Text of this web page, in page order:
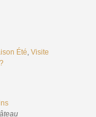
Été Visite